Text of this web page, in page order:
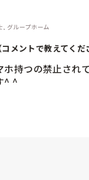
, グループホーム
メントで教えてくだ
ホ持つの禁止され
^ ^